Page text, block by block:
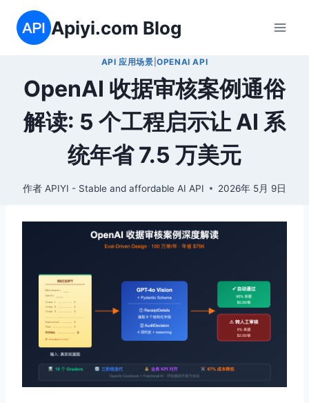
Apiyi.com Blog
API 应用场景 |OPENAI API
OpenAI 收据审核案例通俗
解读: 5 个工程启示让 AI 系
统年省 7.5 万美元
作者 APIYI - Stable and affordable AI API 2026年 5月 9日